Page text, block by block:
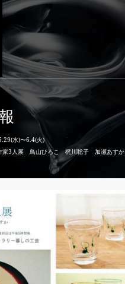
水)〜6.4(火)
家3人展 鳥山ひろこ 梶川聡子 加瀬あすか